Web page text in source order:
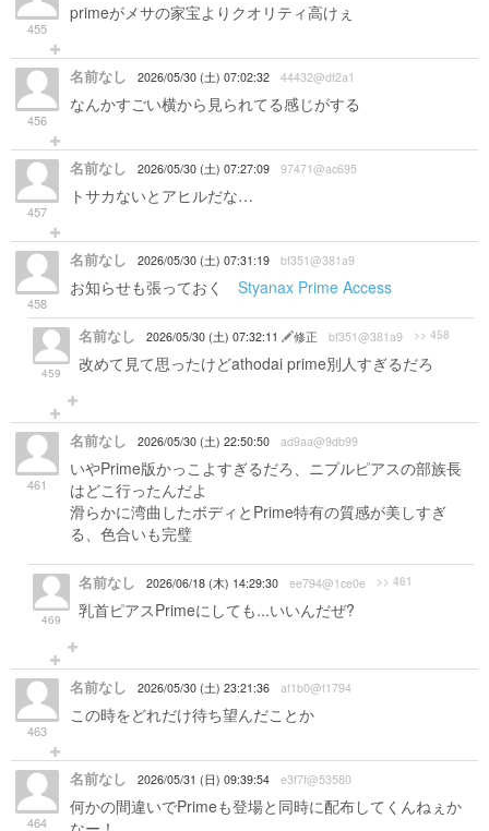
455
primeがメサの家宝よりクオリティ高けぇ
456
名前なし 2026/05/30 (土) 07:02:32 44432@df2a1
なんかすごい横から見られてる感じがする
457
名前なし 2026/05/30 (土) 07:27:09 97471@ac695
トサカないとアヒルだな…
458
名前なし 2026/05/30 (土) 07:31:19 bf351@381a9
お知らせも張っておく Styanax Prime Access
459
名前なし 2026/05/30 (土) 07:32:11 修正 bf351@381a9 >> 458
改めて見て思ったけどathodai prime別人すぎるだろ
461
名前なし 2026/05/30 (土) 22:50:50 ad9aa@9db99
いやPrime版かっこよすぎるだろ、ニプルピアスの部族長
はどこ行ったんだよ
滑らかに湾曲したボディとPrime特有の質感が美しすぎ
る、色合いも完璧
469
名前なし 2026/06/18 (木) 14:29:30 ee794@1ce0e >> 461
乳首ピアスPrimeにしても...いいんだぜ?
463
名前なし 2026/05/30 (土) 23:21:36 af1b0@f1794
この時をどれだけ待ち望んだことか
464
名前なし 2026/05/31 (日) 09:39:54 e3f7f@53580
何かの間違いでPrimeも登場と同時に配布してくんねぇか